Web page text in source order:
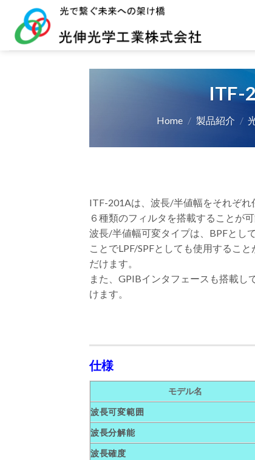
content
ITF-
Home / 製品紹介 /
ITF-201Aは、波長/半値幅をそれぞ
６種類のフィルタを搭載することが
波長/半値幅可変タイプは、BPFとし
ことでLPF/SPFとしても使用するこ
だけます。
また、GPIBインタフェースも搭載し
けます。
仕様
モデル名
波長可変範囲
波長分解能
波長確度